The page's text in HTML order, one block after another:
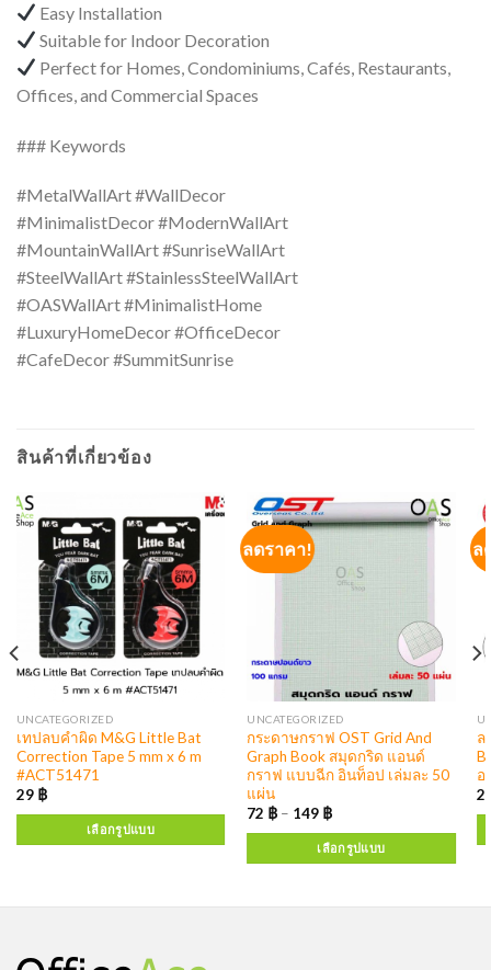
Easy Installation
Suitable for Indoor Decoration
Perfect for Homes, Condominiums, Cafés, Restaurants,
Offices, and Commercial Spaces
### Keywords
#MetalWallArt #WallDecor
#MinimalistDecor #ModernWallArt
#MountainWallArt #SunriseWallArt
#SteelWallArt #StainlessSteelWallArt
#OASWallArt #MinimalistHome
#LuxuryHomeDecor #OfficeDecor
#CafeDecor #SummitSunrise
สินค้าที่เกี่ยวข้อง
UNCATEGORIZED
เทปลบคำผิด M&G Little Bat
Correction Tape 5 mm x 6 m
#ACT51471
29 ฿
เลือกรูปแบบ
ลดราคา!
UNCATEGORIZED
กระดาษกราฟ OST Grid And
Graph Book สมุดกริด แอนด์
กราฟ แบบฉีก อินท็อป เล่มละ 50
แผ่น
72 ฿ – 149 ฿
เลือกรูปแบบ
ล
ล
อ